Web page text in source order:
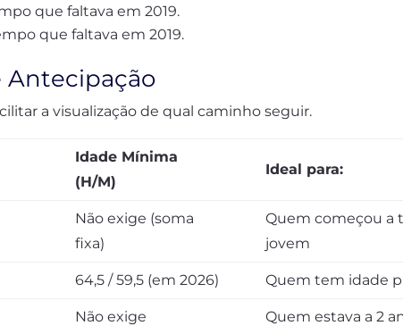
que faltava em 2019.
que faltava em 2019.
Antecipação
a visualização de qual caminho seguir.
Idade Mínima
(H/M)
Ideal para:
Não exige (soma
fixa)
Quem começou a
jovem
64,5 / 59,5 (em 2026) Quem tem idade
Não exige Quem estava a 2